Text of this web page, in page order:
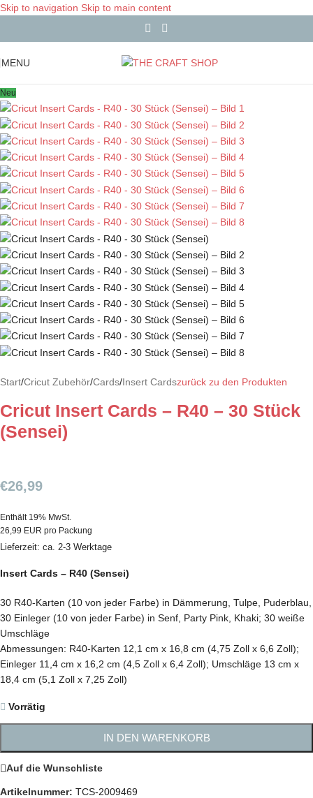
Skip to navigation Skip to main content
MENU
Neu
Start/Cricut Zubehör/Cards/Insert Cardszurück zu den Produkten
Cricut Insert Cards – R40 – 30 Stück
(Sensei)
€26,99
Enthält 19% MwSt.
26,99 EUR pro Packung
Lieferzeit: ca. 2-3 Werktage
Insert Cards – R40 (Sensei)
30 R40-Karten (10 von jeder Farbe) in Dämmerung, Tulpe, Puderblau,
30 Einleger (10 von jeder Farbe) in Senf, Party Pink, Khaki; 30 weiße
Umschläge
Abmessungen: R40-Karten 12,1 cm x 16,8 cm (4,75 Zoll x 6,6 Zoll);
Einleger 11,4 cm x 16,2 cm (4,5 Zoll x 6,4 Zoll); Umschläge 13 cm x
18,4 cm (5,1 Zoll x 7,25 Zoll)
Vorrätig
IN DEN WARENKORB
Auf die Wunschliste
Artikelnummer: TCS-2009469